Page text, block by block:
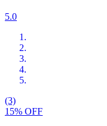
5.0
(3)
15% OFF